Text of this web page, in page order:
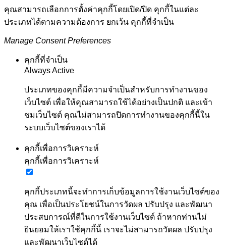
คุณสามารถเลือกการตั้งค่าคุกกี้โดยเปิด/ปิด คุกกี้ในแต่ละ
ประเภทได้ตามความต้องการ ยกเว้น คุกกี้ที่จำเป็น
Manage Consent Preferences
คุกกี้ที่จำเป็น
Always Active
ประเภทของคุกกี้มีความจำเป็นสำหรับการทำงานของ
เว็บไซต์ เพื่อให้คุณสามารถใช้ได้อย่างเป็นปกติ และเข้า
ชมเว็บไซต์ คุณไม่สามารถปิดการทำงานของคุกกี้นี้ใน
ระบบเว็บไซต์ของเราได้
คุกกี้เพื่อการวิเคราะห์
คุกกี้เพื่อการวิเคราะห์
คุกกี้ประเภทนี้จะทำการเก็บข้อมูลการใช้งานเว็บไซต์ของ
คุณ เพื่อเป็นประโยชน์ในการวัดผล ปรับปรุง และพัฒนา
ประสบการณ์ที่ดีในการใช้งานเว็บไซต์ ถ้าหากท่านไม่
ยินยอมให้เราใช้คุกกี้นี้ เราจะไม่สามารถวัดผล ปรับปรุง
และพัฒนาเว็บไซต์ได้